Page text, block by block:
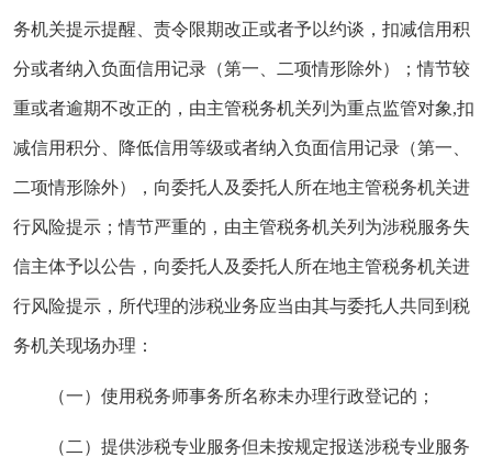
务机关提示提醒、责令限期改正或者予以约谈，扣减信用积
分或者纳入负面信用记录（第一、二项情形除外）；情节较
重或者逾期不改正的，由主管税务机关列为重点监管对象,扣
减信用积分、降低信用等级或者纳入负面信用记录（第一、
二项情形除外），向委托人及委托人所在地主管税务机关进
行风险提示；情节严重的，由主管税务机关列为涉税服务失
信主体予以公告，向委托人及委托人所在地主管税务机关进
行风险提示，所代理的涉税业务应当由其与委托人共同到税
务机关现场办理：
（一）使用税务师事务所名称未办理行政登记的；
（二）提供涉税专业服务但未按规定报送涉税专业服务